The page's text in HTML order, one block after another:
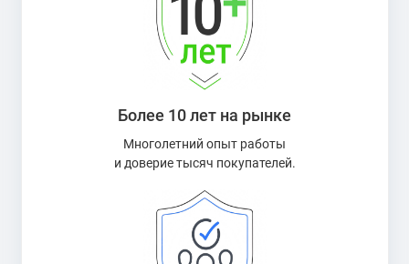
Более 10 лет на рынке
Многолетний опыт работы
и доверие тысяч покупателей.